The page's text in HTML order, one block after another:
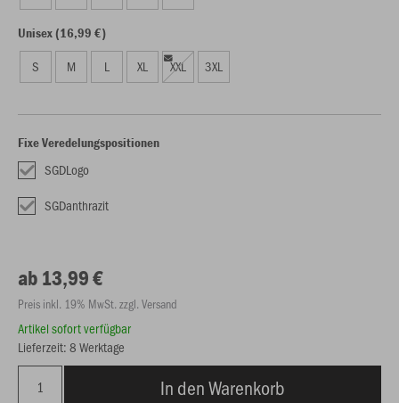
Unisex (16,99 €)
S M L XL XXL 3XL
Fixe Veredelungspositionen
SGDLogo
SGDanthrazit
ab 13,99 €
Preis inkl. 19% MwSt. zzgl. Versand
Artikel sofort verfügbar
Lieferzeit: 8 Werktage
In den Warenkorb